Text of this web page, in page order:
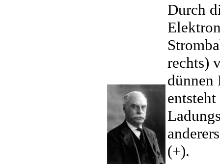
Durch
rechts)
dünnen
(+).